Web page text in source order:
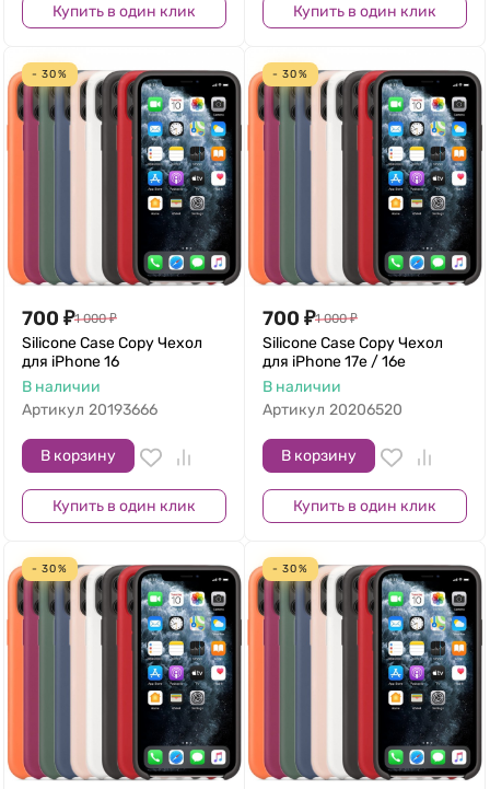
Купить в один клик Купить в один клик
- 30%
700 ₽1 000 ₽
Silicone Case Copy Чехол
для iPhone 16
В наличии
Артикул 20193666
В корзину
Купить в один клик
- 30%
700 ₽1 000 ₽
Silicone Case Copy Чехол
для iPhone 17e / 16e
В наличии
Артикул 20206520
В корзину
Купить в один клик
- 30% - 30%